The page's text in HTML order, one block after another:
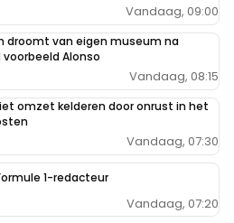
Vandaag, 09:00
droomt van eigen museum na
Alonso
Vandaag, 08:15
omzet kelderen door onrust in het
Vandaag, 07:30
1-redacteur
Vandaag, 07:20